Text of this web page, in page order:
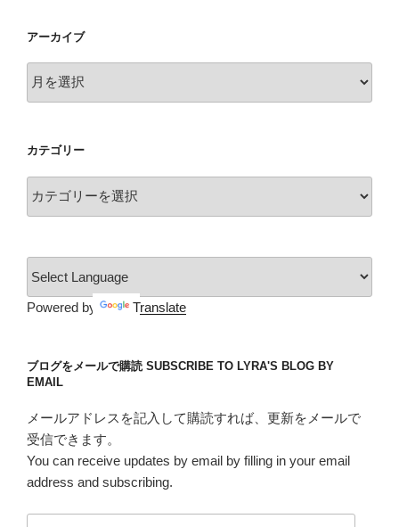
アーカイブ
ー
ブ
カテゴリー
テ
ー
Powered by Translate
ブログをメールで購読 SUBSCRIBE TO LYRA'S BLOG BY
EMAIL
メールアドレスを記入して購読すれば、更新をメールで
受信できます。
You can receive updates by email by filling in your email
address and subscribing.